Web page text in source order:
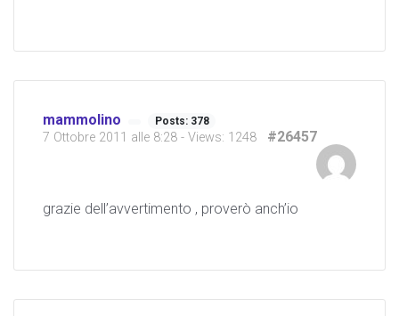
mammolino Posts: 378
7 Ottobre 2011 alle 8:28 - Views: 1248 #26457
grazie dell’avvertimento , proverò anch’io